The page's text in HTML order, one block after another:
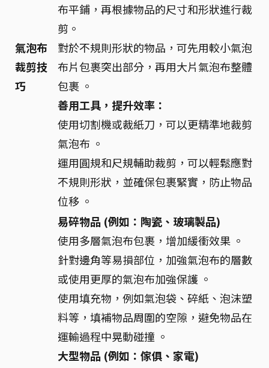
氣泡布
裁剪技
巧
布平鋪，再根據物品的尺寸和形狀進行裁
剪。
對於不規則形狀的物品，可先用較小氣泡
布片包裹突出部分，再用大片氣泡布整體
包裹 。
善用工具，提升效率：
使用切割機或裁紙刀，可以更精準地裁剪
氣泡布 。
運用圓規和尺規輔助裁剪，可以輕鬆應對
不規則形狀，並確保包裹緊實，防止物品
位移 。
易碎物品 (例如：陶瓷、玻璃製品)
使用多層氣泡布包裹，增加緩衝效果 。
針對邊角等易損部位，加強氣泡布的層數
或使用更厚的氣泡布加強保護 。
使用填充物，例如氣泡袋、碎紙、泡沫塑
料等，填補物品周圍的空隙，避免物品在
運輸過程中晃動碰撞 。
大型物品 (例如：傢俱、家電)